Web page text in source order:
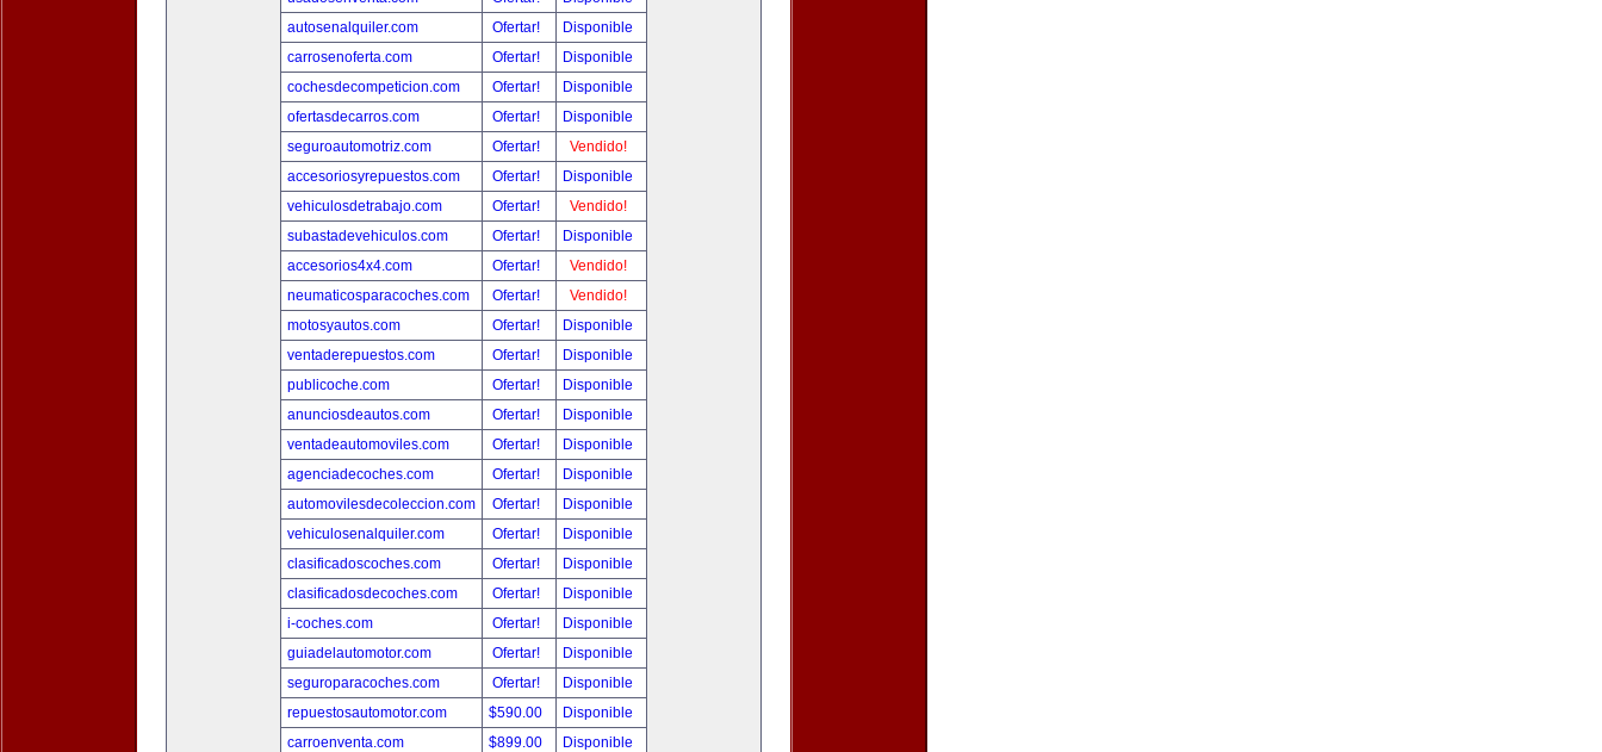
autosenalquiler.com
Ofertar!
Disponible
carrosenoferta.com
Ofertar!
Disponible
cochesdecompeticion.com
Ofertar!
Disponible
ofertasdecarros.com
Ofertar!
Disponible
seguroautomotriz.com
Ofertar!
Vendido!
accesoriosyrepuestos.com
Ofertar!
Disponible
vehiculosdetrabajo.com
Ofertar!
Vendido!
subastadevehiculos.com
Ofertar!
Disponible
accesorios4x4.com
Ofertar!
Vendido!
neumaticosparacoches.com
Ofertar!
Vendido!
motosyautos.com
Ofertar!
Disponible
ventaderepuestos.com
Ofertar!
Disponible
publicoche.com
Ofertar!
Disponible
anunciosdeautos.com
Ofertar!
Disponible
ventadeautomoviles.com
Ofertar!
Disponible
agenciadecoches.com
Ofertar!
Disponible
automovilesdecoleccion.com
Ofertar!
Disponible
vehiculosenalquiler.com
Ofertar!
Disponible
clasificadoscoches.com
Ofertar!
Disponible
clasificadosdecoches.com
Ofertar!
Disponible
i-coches.com
Ofertar!
Disponible
guiadelautomotor.com
Ofertar!
Disponible
seguroparacoches.com
Ofertar!
Disponible
repuestosautomotor.com
$590.00
Disponible
carroenventa.com
$899.00 Disponible